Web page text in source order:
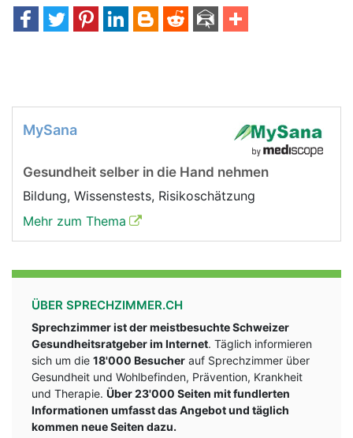
MySana
Gesundheit selber in die Hand nehmen
Bildung, Wissenstests, Risikoschätzung
Mehr zum Thema
ÜBER SPRECHZIMMER.CH
Sprechzimmer ist der meistbesuchte Schweizer
Gesundheitsratgeber im Internet. Täglich informieren
sich um die 18'000 Besucher auf Sprechzimmer über
Gesundheit und Wohlbefinden, Prävention, Krankheit
und Therapie. Über 23'000 Seiten mit fundlerten
Informationen umfasst das Angebot und täglich
kommen neue Seiten dazu.